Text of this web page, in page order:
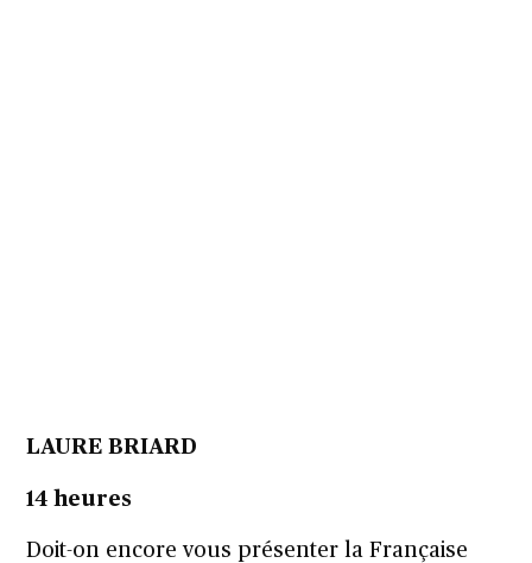
LAURE BRIARD
14 heures
Doit-on encore vous présenter la Française